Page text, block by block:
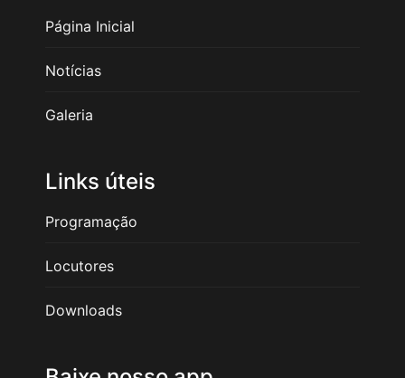
Página Inicial
Notícias
Galeria
Links úteis
Programação
Locutores
Downloads